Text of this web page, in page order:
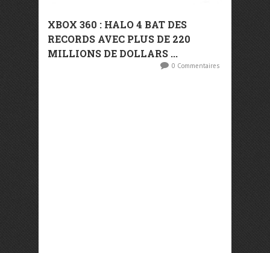
XBOX 360 : HALO 4 BAT DES
RECORDS AVEC PLUS DE 220
MILLIONS DE DOLLARS ...
0 Commentaires